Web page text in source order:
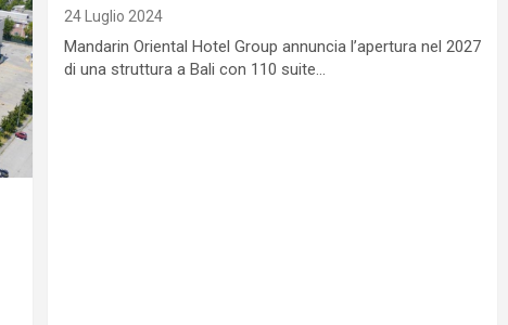
24 Luglio 2024
Mandarin Oriental Hotel Group annuncia l’apertura nel 2027
di una struttura a Bali con 110 suite…